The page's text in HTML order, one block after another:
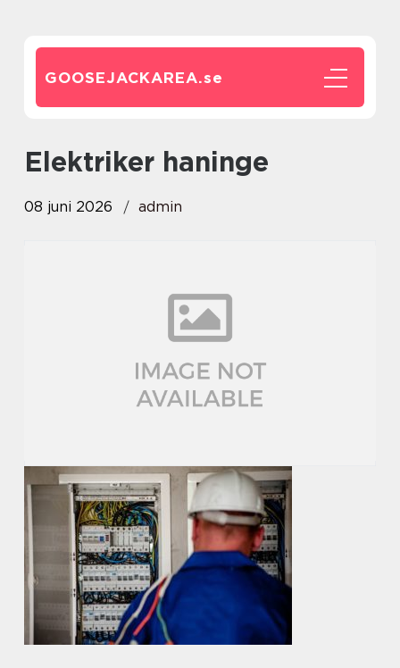
GOOSEJACKAREA.se
elektriker haninge
08 juni 2026 admin